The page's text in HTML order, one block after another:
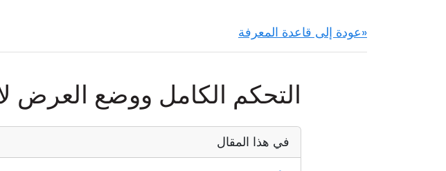
«عودة إلى قاعدة المعرفة
التحكم الكامل ووضع العرض
في هذا المقال